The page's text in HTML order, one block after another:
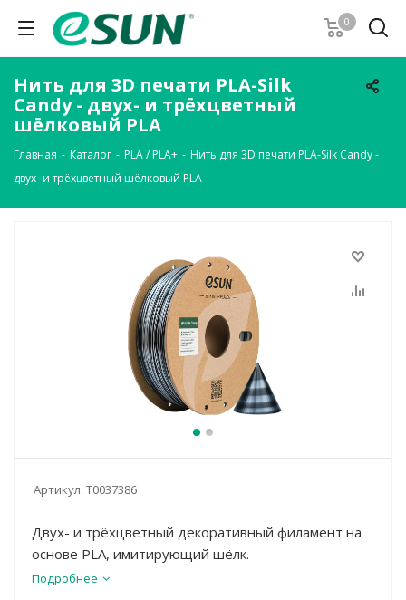
0
Нить для 3D печати PLA-Silk
Candy - двух- и трёхцветный
шёлковый PLA
Главная - Каталог - PLA / PLA+ - Нить для 3D печати PLA-Silk Candy -
двух- и трёхцветный шёлковый PLA
Артикул: Т0037386
Двух- и трёхцветный декоративный филамент на
основе PLA, имитирующий шёлк.
Подробнее